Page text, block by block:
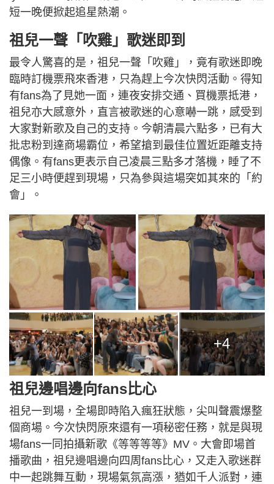
短一晚便掀起追星熱潮。
祖兒一聲「吹雞」歌迷即到
最令人驚喜的是，祖兒一聲「吹雞」，竟有歌迷即晚
臨時訂機票飛來香港，只為趕上今次快閃活動。得知
有fans為了見她一面，連夜安排交通、買機票抵港，
祖兒亦大感意外，直言被歌迷的心意嚇一跳，感受到
大家對新歌及自己的支持。今朝清晨六點多，已有大
批忠粉到達商場霸位，希望搶到最佳位置近距離支持
偶像。有fans更表示自己凌晨三點多才落機，睡了不
足三小時便趕到現場，只為參與這場突如其來的「約
會」。
+4
祖兒邊唱邊向fans比心
祖兒一到場，全場即時陷入瘋狂狀態，尖叫聲震爆整
個商場。今次快閃原來還有一項秘密任務，就是與現
場fans一同拍攝新歌《等等等等》MV。大會即場首
播歌曲，祖兒邊唱邊向四周fans比心，又走入歌迷群
中一起跳舞互動，現場氣氛高漲，猶如千人派對，連